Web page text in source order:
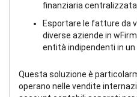
finanziaria centralizzata.
Esportare le fatture da
diverse aziende in
entità indipendenti in un
Questa soluzione è
operano nelle vendite